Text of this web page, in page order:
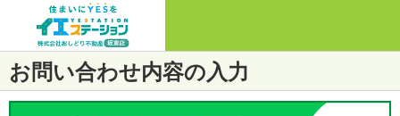
お問い合わせ内容の入力